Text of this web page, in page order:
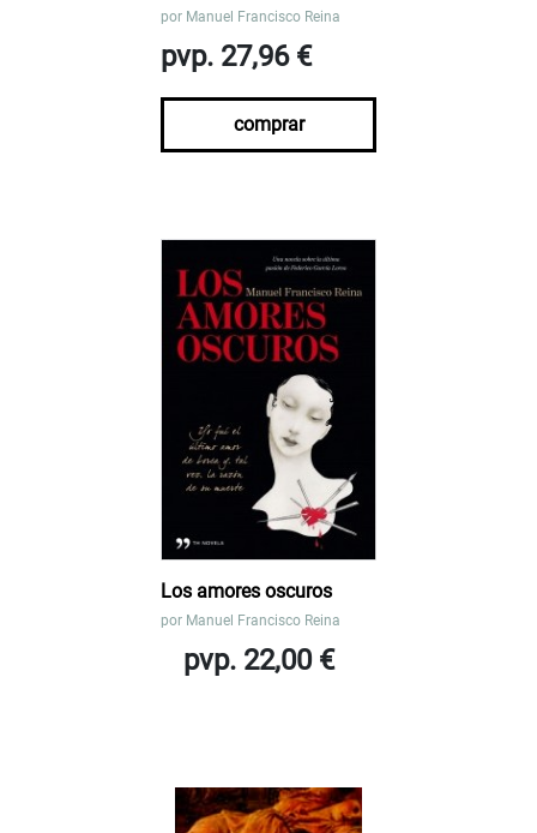
por Manuel Francisco Reina
pvp. 27,96 €
comprar
Los amores oscuros
por Manuel Francisco Reina
pvp. 22,00 €